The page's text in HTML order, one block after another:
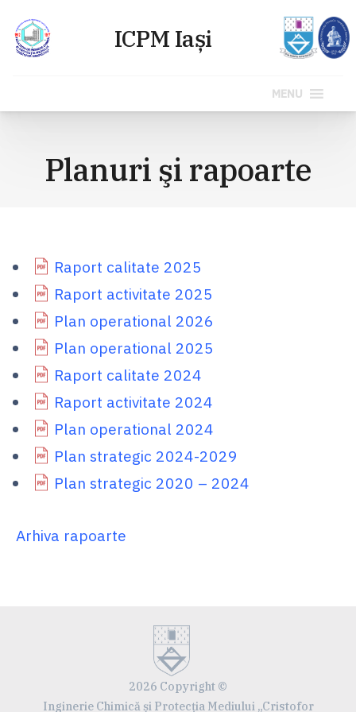
MENU
Planuri şi rapoarte
Raport calitate 2025
Raport activitate 2025
Plan operational 2026
Plan operational 2025
Raport calitate 2024
Raport activitate 2024
Plan operational 2024
Plan strategic 2024-2029
Plan strategic 2020 – 2024
Arhiva rapoarte
2026 Copyright ©
Inginerie Chimică și Protecția Mediului „Cristofor